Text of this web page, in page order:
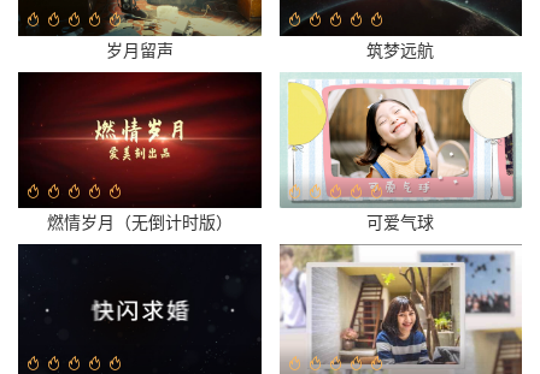
岁月留声 筑梦远航
燃情岁月（无倒计时版） 可爱气球